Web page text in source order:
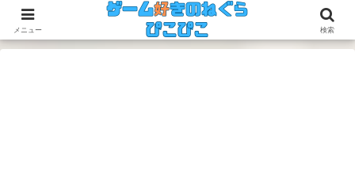
今のゲームも昔のゲームも面白い！
メニュー 検索